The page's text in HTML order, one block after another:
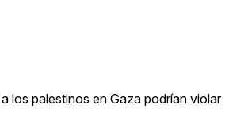
los palestinos en Gaza podrían violar